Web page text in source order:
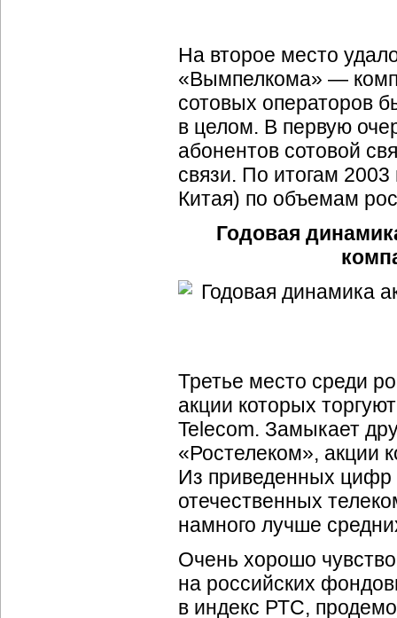
На второе место
«Вымпелкома» —
сотовых операторов
в целом. В первую
абонентов сотовой
связи. По итогам
Китая) по объемам
Годовая
Третье место среди
акции которых
Telecom. Замыкает
«Ростелеком», акции
Из приведенных цифр
отечественных
намного лучше
Очень хорошо
на российских
в индекс РТС,